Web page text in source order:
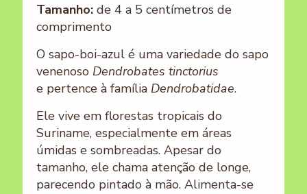
Tamanho: de 4 a 5 centímetros de
comprimento
O sapo-boi-azul é uma variedade do sapo
venenoso Dendrobates tinctorius
e pertence à família Dendrobatidae.
Ele vive em florestas tropicais do
Suriname, especialmente em áreas
úmidas e sombreadas. Apesar do
tamanho, ele chama atenção de longe,
parecendo pintado à mão. Alimenta-se